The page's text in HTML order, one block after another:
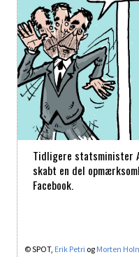
Tidligere statsminister
skabt en del
Facebook.
© SPOT, Erik Petri og Morten